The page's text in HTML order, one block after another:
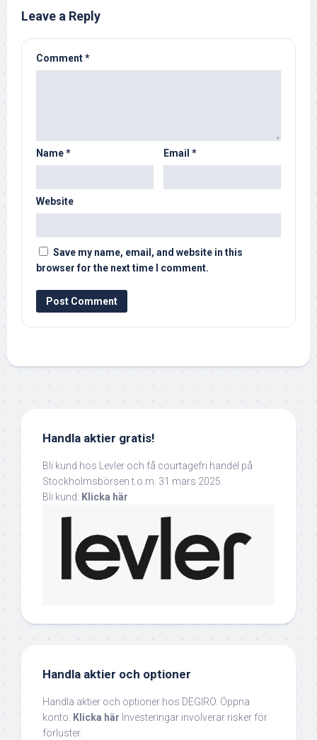
Leave a Reply
Comment*
Name* Email *
Website
Save my name, email, and website in this
browser for the next time I comment.
Handla aktier gratis!
Bli kund hos Levler och få courtagefri handel på
Stockholmsbörsen t.o.m. 31 mars 2025.
Bli kund: Klicka här
Handla aktier och optioner
Handla aktier och optioner hos DEGIRO. Öppna
konto: Klicka här Investeringar involverar risker för
förluster.